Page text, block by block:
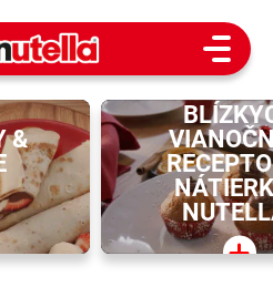
Open
&
PREKVAPTE